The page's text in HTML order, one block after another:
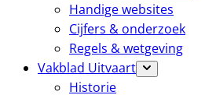
Handige websites
Cijfers & onderzoek
Regels & wetgeving
Vakblad Uitvaart
Historie